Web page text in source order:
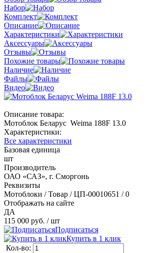
Набор
Комплект
Описание
Характеристики
Аксессуары
Отзывы
Похожие товары
Наличие
Файлы
Видео
Описание товара:
Мотоблок Беларус Weima 188F 13.0
Характеристики:
Все характеристики
Базовая единица
шт
Производитель
ОАО «САЗ», г. Сморгонь
Реквизиты
Мотоблоки / Товар / ЦП-00010651 / 0
Отображать на сайте
ДА
115 000 руб. / шт
Подписаться
Купить в 1 клик
Кол-во: